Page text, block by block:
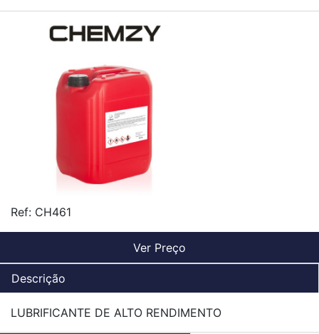
Ref: CH461
Ver Preço
Descrição
LUBRIFICANTE DE ALTO RENDIMENTO